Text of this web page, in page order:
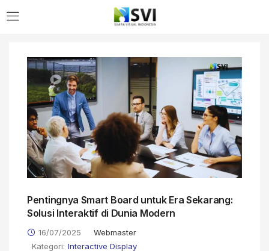
Pentingnya Smart Board untuk Era Sekarang:
Solusi Interaktif di Dunia Modern
16/07/2025
Webmaster
Kategori: Interactive Display